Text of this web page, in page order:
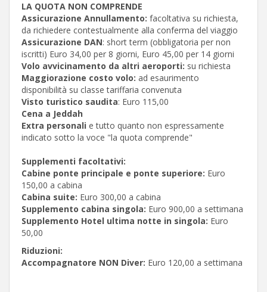
LA QUOTA NON COMPRENDE
Assicurazione Annullamento: facoltativa su richiesta,
da richiedere contestualmente alla conferma del viaggio
Assicurazione DAN: short term (obbligatoria per non
iscritti) Euro 34,00 per 8 giorni, Euro 45,00 per 14 giorni
Volo avvicinamento da altri aeroporti: su richiesta
Maggiorazione costo volo: ad esaurimento
disponibilità su classe tariffaria convenuta
Visto turistico saudita: Euro 115,00
Cena a Jeddah
Extra personali e tutto quanto non espressamente
indicato sotto la voce "la quota comprende"
Supplementi facoltativi:
Cabine ponte principale e ponte superiore: Euro
150,00 a cabina
Cabina suite: Euro 300,00 a cabina
Supplemento cabina singola: Euro 900,00 a settimana
Supplemento Hotel ultima notte in singola: Euro
50,00
Riduzioni:
Accompagnatore NON Diver: Euro 120,00 a settimana